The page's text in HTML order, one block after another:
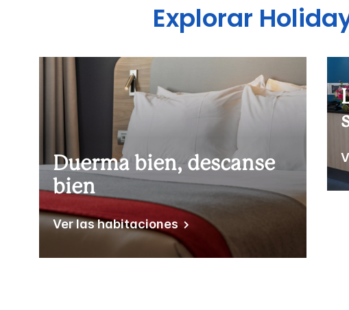
Explorar
Duerma bien, descanse
bien
Ver las habitaciones